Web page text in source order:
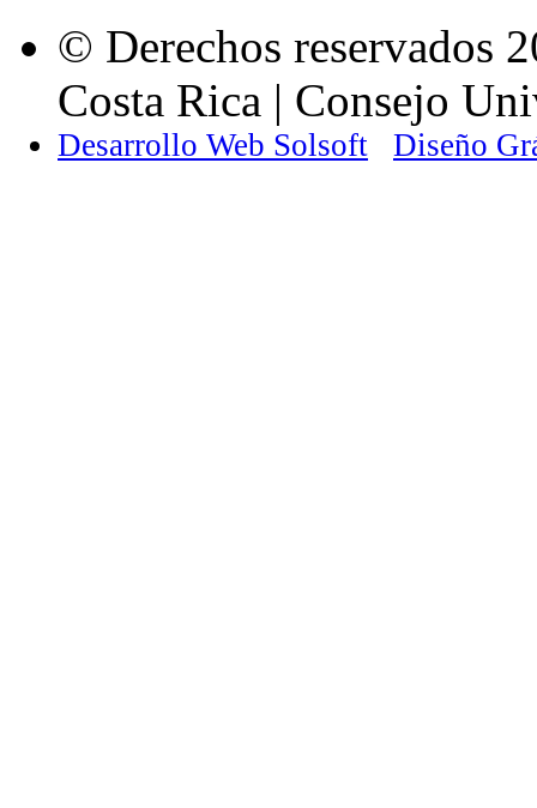
© Derechos reservados
Costa Rica | Consejo
Desarrollo Web Solsoft Diseño